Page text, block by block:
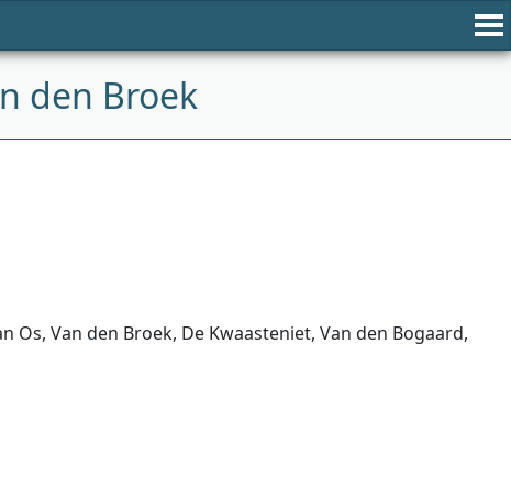
den Broek
Van den Broek, De Kwaasteniet, Van den Bogaard,